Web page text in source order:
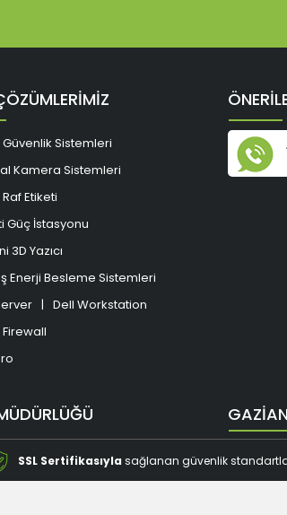
Sistemleri
Kamera Sistemleri
Etiketi
Güç İstasyonu
3D Yazıcı
Enerji Besleme Sistemleri
| Dell Workstation
Firewall
SSL Sertifikasıyla sağlanan güvenlik